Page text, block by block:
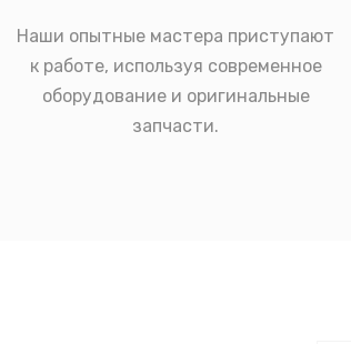
Наши опытные мастера приступают
к работе, используя современное
оборудование и оригинальные
запчасти.